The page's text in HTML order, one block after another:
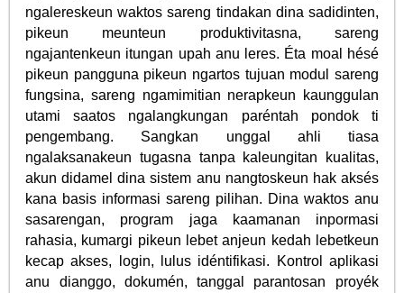
ngalereskeun waktos sareng tindakan dina sadidinten,
pikeun meunteun produktivitasna, sareng
ngajantenkeun itungan upah anu leres. Éta moal hésé
pikeun pangguna pikeun ngartos tujuan modul sareng
fungsina, sareng ngamimitian nerapkeun kaunggulan
utami saatos ngalangkungan paréntah pondok ti
pengembang. Sangkan unggal ahli tiasa
ngalaksanakeun tugasna tanpa kaleungitan kualitas,
akun didamel dina sistem anu nangtoskeun hak aksés
kana basis informasi sareng pilihan. Dina waktos anu
sasarengan, program jaga kaamanan inpormasi
rahasia, kumargi pikeun lebet anjeun kedah lebetkeun
kecap akses, login, lulus idéntifikasi. Kontrol aplikasi
anu dianggo, dokumén, tanggal parantosan proyék